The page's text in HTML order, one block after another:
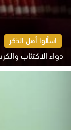
اسألوا أهل الذكر
دواء الاكتئاب
السبت 8 أغسطس 2026 10:54 ص